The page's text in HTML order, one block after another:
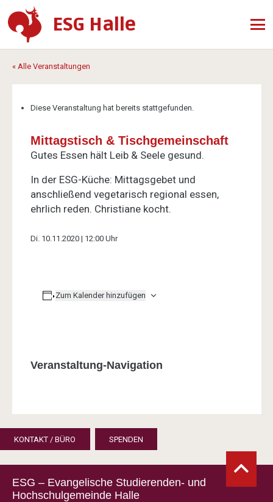
ESG Halle
« Alle Veranstaltungen
Diese Veranstaltung hat bereits stattgefunden.
Mittagstisch & Tischgemeinschaft
Gutes Essen hält Leib & Seele gesund.
In der ESG-Küche: Mittagsgebet und
anschließend vegetarisch regional essen,
ehrlich reden. Christiane kocht.
Di. 10.11.2020 | 12:00 Uhr
Zum Kalender hinzufügen
Veranstaltung-Navigation
KONTAKT / BÜRO SPENDEN
ESG – Evangelische Studierenden- und
Hochschulgemeinde Halle